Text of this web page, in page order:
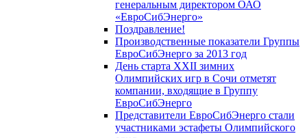
генеральным директором ОАО
«ЕвроСибЭнерго»
Поздравление!
Производственные показатели Группы
ЕвроСибЭнерго за 2013 год
День старта XXII зимних
Олимпийских игр в Сочи отметят
компании, входящие в Группу
ЕвроСибЭнерго
Представители ЕвроСибЭнерго стали
участниками эстафеты Олимпийского